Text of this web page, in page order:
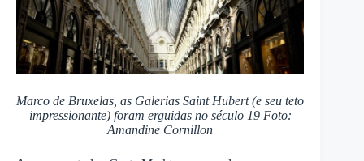
Marco de Bruxelas, as Galerias Saint Hubert (e seu teto
impressionante) foram erguidas no século 19 Foto:
Amandine Cornillon